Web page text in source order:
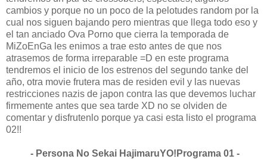
cambios y porque no un poco de la pelotudes random por la
cual nos siguen bajando pero mientras que llega todo eso y
el tan anciado Ova Porno que cierra la temporada de
MiZoEnGa les enimos a trae esto antes de que nos
atrasemos de forma irreparable =D en este programa
tendremos el inicio de los estrenos del segundo tanke del
año, otra movie frutera mas de residen evil y las nuevas
restricciones nazis de japon contra las que devemos luchar
firmemente antes que sea tarde XD no se olviden de
comentar y disfrutenlo porque ya casi esta listo el programa
02!!
- Persona No Sekai HajimaruYO!Programa 01 -